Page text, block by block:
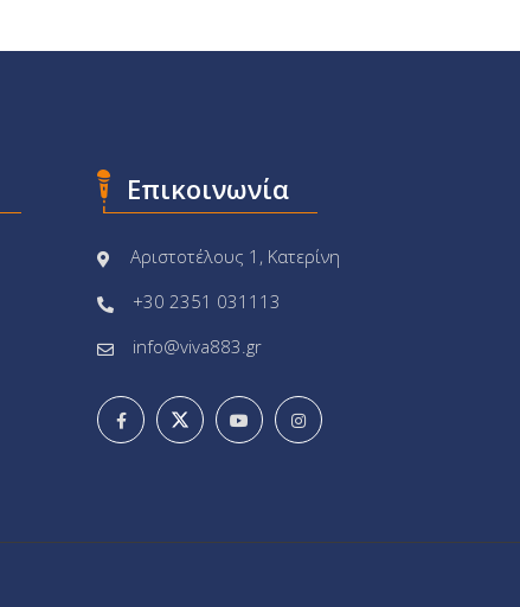
Επικοινωνία
Αριστοτέλους 1, Κατερίνη
+30 2351 031113
info@viva883.gr